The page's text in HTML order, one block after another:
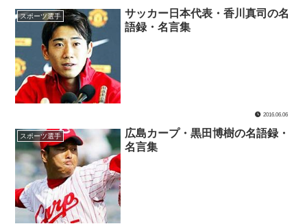
スポーツ選手
サッカー日本代表・香川真司の名
語録・名言集
2016.06.06
スポーツ選手
広島カープ・黒田博樹の名語録・
名言集